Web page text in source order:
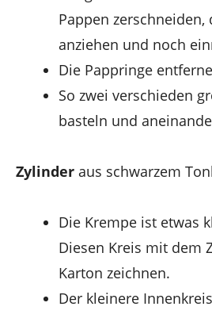
Pappen zerschneiden,
anziehen und noch
Die Pappringe
So zwei verschieden
basteln und
Zylinder aus schwarzem
Die Krempe ist etwas
Diesen Kreis mit dem
Karton zeichnen.
Der kleinere